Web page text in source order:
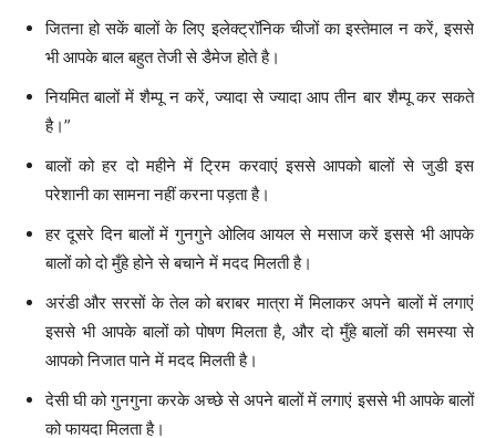
जितना हो सकें बालों के लिए इलेक्ट्रॉनिक चीजों का इस्तेमाल न करें, इससे
भी आपके बाल बहुत तेजी से डैमेज होते है।
नियमित बालों में शैम्पू न करें, ज्यादा से ज्यादा आप तीन बार शैम्पू कर सकते
है।”
बालों को हर दो महीने में ट्रिम करवाएं इससे आपको बालों से जुडी इस
परेशानी का सामना नहीं करना पड़ता है।
हर दूसरे दिन बालों में गुनगुने ओलिव आयल से मसाज करें इससे भी आपके
बालों को दो मुँहे होने से बचाने में मदद मिलती है।
अरंडी और सरसों के तेल को बराबर मात्रा में मिलाकर अपने बालों में लगाएं
इससे भी आपके बालों को पोषण मिलता है, और दो मुँहे बालों की समस्या से
आपको निजात पाने में मदद मिलती है।
देसी घी को गुनगुना करके अच्छे से अपने बालों में लगाएं इससे भी आपके बालों
को फायदा मिलता है।